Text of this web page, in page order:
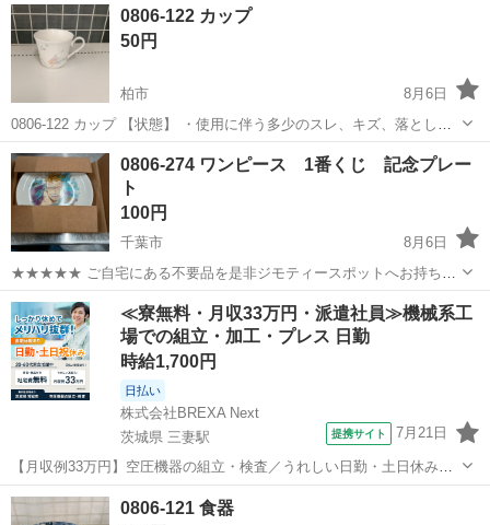
0806-122 カップ
50円
柏市
8月6日
0806-122 カップ 【状態】 ・使用に伴う多少のスレ、キズ、落としき
れない汚れなどございます ・詳細は現地でご確認ください ・お値引き
は出来かねますのでご了承願います ※中古品のため、状態については
ご...
千葉 柏市
0806-274 ワンピース 1番くじ 記念プレー
ト
100円
千葉市
8月6日
★★★★★ ご自宅にある不要品を是非ジモティースポットへお持ち込
みしませんか？ 家電、趣味・スポーツ・レジャー用品、こども用品、
衣料服飾品、生活雑貨、家具、本、CD・DVDなどが無料でまとめて持
ち込めます！ ※詳細はこ...
千葉 千葉市 食器 現地
≪寮無料・月収33万円・派遣社員≫機械系工
場での組立・加工・プレス 日勤
時給1,700円
日払い
株式会社BREXA Next
茨城県 三妻駅
提携サイト 7月21日
【月収例33万円】空圧機器の組立・検査／うれしい日勤・土日休み／
無料の社宅付き◎ 人気の工場のお仕事 ◇空気圧制御機器製品の組立・
検査作業◇ ・調整機器の組立作業 ★工場未経験者でも安心して働ける
茨城 常総市 その他
0806-121 食器